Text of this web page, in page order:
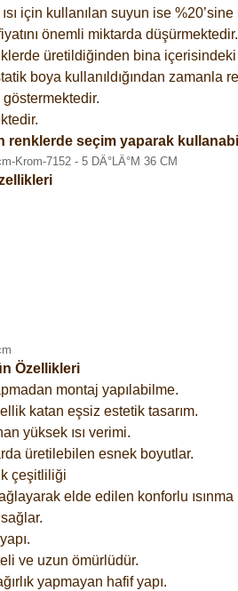
için kullanılan suyun ise
önemli miktarda düşürmektedir.
üretildiğinden bina
boya kullanıldığından zamanla
renklerde seçim yaparak
Özellikleri
montaj yapılabilme.
katan eşsiz estetik tasarım.
yüksek ısı verimi.
üretilebilen esnek boyutlar.
çeşitliliği
elde edilen konforlu ısınma
ve uzun ömürlüdür.
yapmayan hafif yapı.